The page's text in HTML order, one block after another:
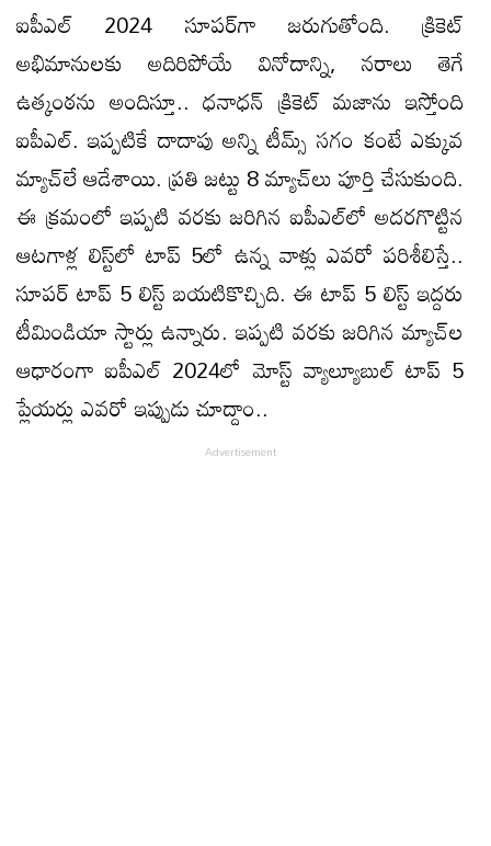
ఐపీఎల్‌ 2024 సూపర్‌గా జరుగుతోంది. క్రికెట్‌
అభిమానులకు అదిరిపోయే వినోదాన్ని, నరాలు తెగే
ఉత్కంఠను అందిస్తూ.. ధనాధన్‌ క్రికెట్‌ మజాను ఇస్తోంది
ఐపీఎల్‌. ఇప్పటికే దాదాపు అన్ని టీమ్స్‌ సగం కంటే ఎక్కువ
మ్యాచ్‌లే ఆడేశాయి. ప్రతి జట్టు 8 మ్యాచ్‌లు పూర్తి చేసుకుంది.
ఈ క్రమంలో ఇప్పటి వరకు జరిగిన ఐపీఎల్‌లో అదరగొట్టిన
ఆటగాళ్ల లిస్ట్‌లో టాప్‌ 5లో ఉన్న వాళ్లు ఎవరో పరిశీలిస్తే..
సూపర్‌ టాప్‌ 5 లిస్ట్‌ బయటికొచ్చిది. ఈ టాప్‌ 5 లిస్ట్‌ ఇద్దరు
టీమిండియా స్టార్లు ఉన్నారు. ఇప్పటి వరకు జరిగిన మ్యాచ్‌ల
ఆధారంగా ఐపీఎల్‌ 2024లో మోస్ట్‌ వ్యాల్యూబుల్‌ టాప్‌ 5
ప్లేయర్లు ఎవరో ఇప్పుడు చూద్దాం..